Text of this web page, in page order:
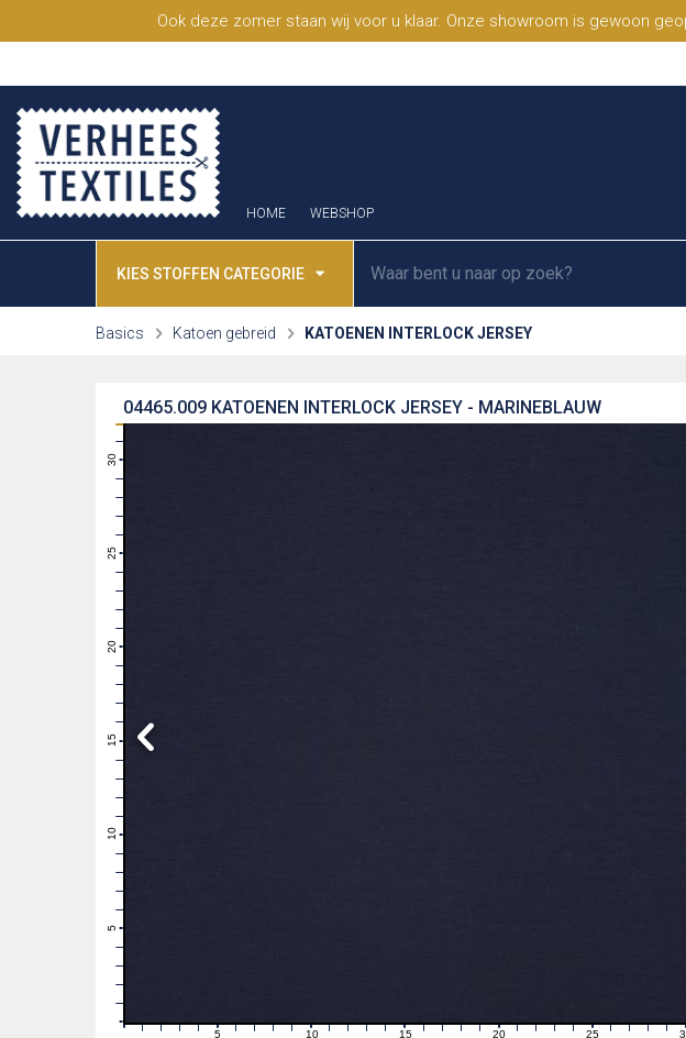
Ook deze zomer staan wij voor u klaar. Onze showroom is gewoon
HOME WEBSHOP
KIES STOFFEN CATEGORIE
Basics Katoen gebreid KATOENEN INTERLOCK JERSEY
KATOENEN INTERLOCK JERSEY - MARINEBLAUW
04465.009
10
11
12
13
14
15
16
17
18
19
20
21
22
23
24
25
26
27
28
29
30
1 2 3 4 6 7 8 9 11 12 13 14 16 17 18 19 21 22 23 24 26 27 28 29